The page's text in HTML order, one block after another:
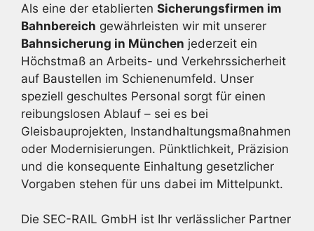
Als eine der etablierten Sicherungsfirmen im
Bahnbereich gewährleisten wir mit unserer
Bahnsicherung in München jederzeit ein
Höchstmaß an Arbeits- und Verkehrssicherheit
auf Baustellen im Schienenumfeld. Unser
speziell geschultes Personal sorgt für einen
reibungslosen Ablauf – sei es bei
Gleisbauprojekten, Instandhaltungsmaßnahmen
oder Modernisierungen. Pünktlichkeit, Präzision
und die konsequente Einhaltung gesetzlicher
Vorgaben stehen für uns dabei im Mittelpunkt.
Die SEC-RAIL GmbH ist Ihr verlässlicher Partner